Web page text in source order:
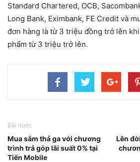
Standard Chartered, OCB,
Long Bank, Eximbank, FE Credit và
đơn hàng là từ 3 triệu đồng trở lên khi
phẩm từ 3 triệu trở lên.
Bài trước
Mua sắm thả ga với chương
trình trả góp lãi suất 0% tại
Tiến Mobile
Lên